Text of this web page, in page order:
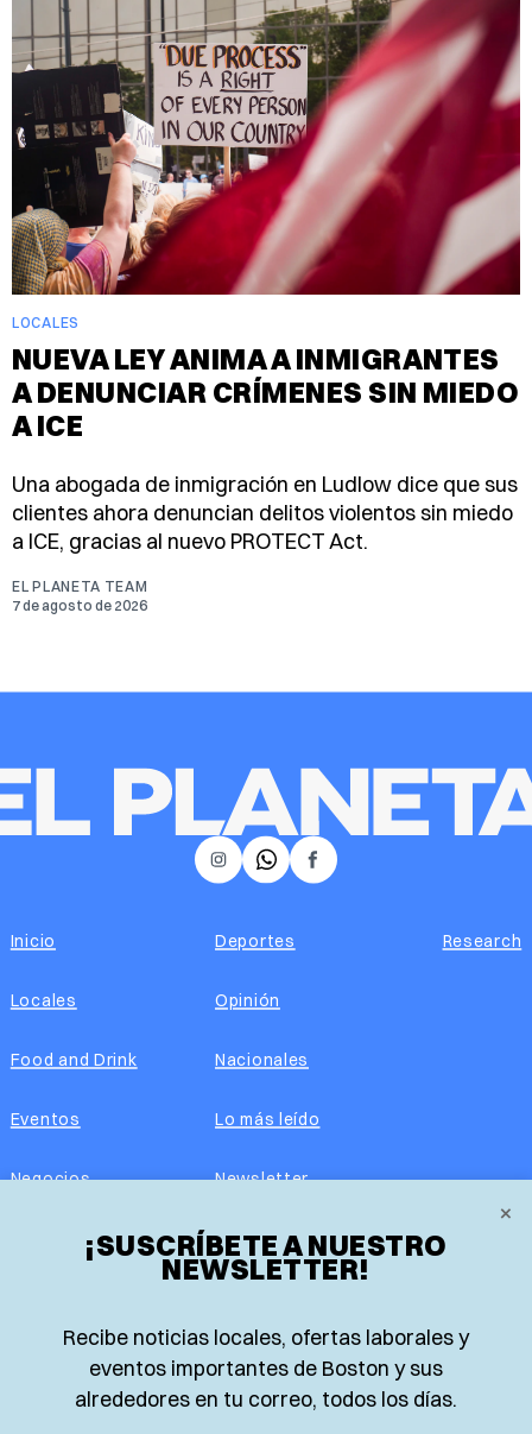
LOCALES
NUEVA LEY ANIMA A INMIGRANTES
A DENUNCIAR CRÍMENES SIN MIEDO
A ICE
Una abogada de inmigración en Ludlow dice que sus
clientes ahora denuncian delitos violentos sin miedo
a ICE, gracias al nuevo PROTECT Act.
EL PLANETA TEAM
7 de agosto de 2026
×
¡SUSCRÍBETE A NUESTRO
NEWSLETTER!
Recibe noticias locales, ofertas laborales y
eventos importantes de Boston y sus
alrededores en tu correo, todos los días.
𝕏 Facebook
Instagram
Inicio
Locales
Food and Drink
Eventos
Negocios
Real Estate
Guía de Recursos
Deportes
Opinión
Nacionales
Lo más leído
Newsletter
Edición impresa
Advertise with us
Research